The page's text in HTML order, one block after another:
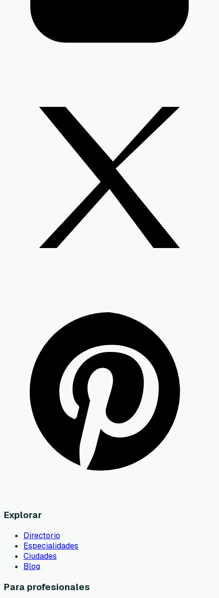
Explorar
Directorio
Especialidades
Ciudades
Blog
Para profesionales